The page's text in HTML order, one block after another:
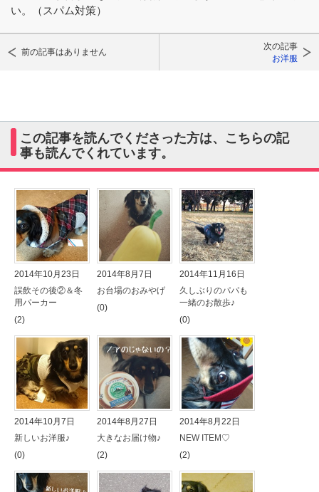
い。（スパム対策）
前の記事はありません
次の記事
お洋服
この記事を読んでくださった方は、こちらの記
事も読んでくれています。
2014年10月23日
誤飲その後②＆冬
用パーカー
(2)
2014年8月7日
お台場のおみやげ
(0)
2014年11月16日
久しぶりのパパも
一緒のお散歩♪
(0)
2014年10月7日
新しいお洋服♪
(0)
2014年8月27日
大きなお届け物♪
(2)
2014年8月22日
NEW ITEM♡
(2)